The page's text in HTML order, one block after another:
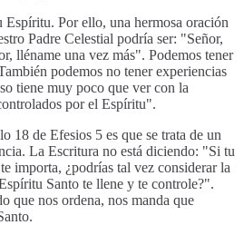
Espíritu. Por ello, una hermosa oración
Padre Celestial podría ser: "Señor,
lléname una vez más". Podemos tener
podemos no tener experiencias
tiene muy poco que ver con la
por el Espíritu".
18 de Efesios 5 es que se trata de un
La Escritura no está diciendo: "Si tu
importa, ¿podrías tal vez considerar la
Santo te llene y te controle?".
que nos ordena, nos manda que